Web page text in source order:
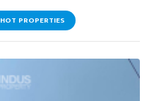
HOT PROPERTIES